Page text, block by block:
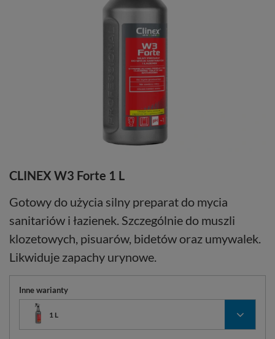
CLINEX W3 Forte 1 L
Gotowy do użycia silny preparat do mycia
sanitariów i łazienek. Szczególnie do muszli
klozetowych, pisuarów, bidetów oraz umywalek.
Likwiduje zapachy urynowe.
Inne warianty
1 L